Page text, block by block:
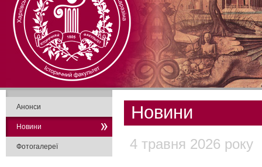
Новини
4 травня 2026 року
Анонси
Новини
Фотогалереї